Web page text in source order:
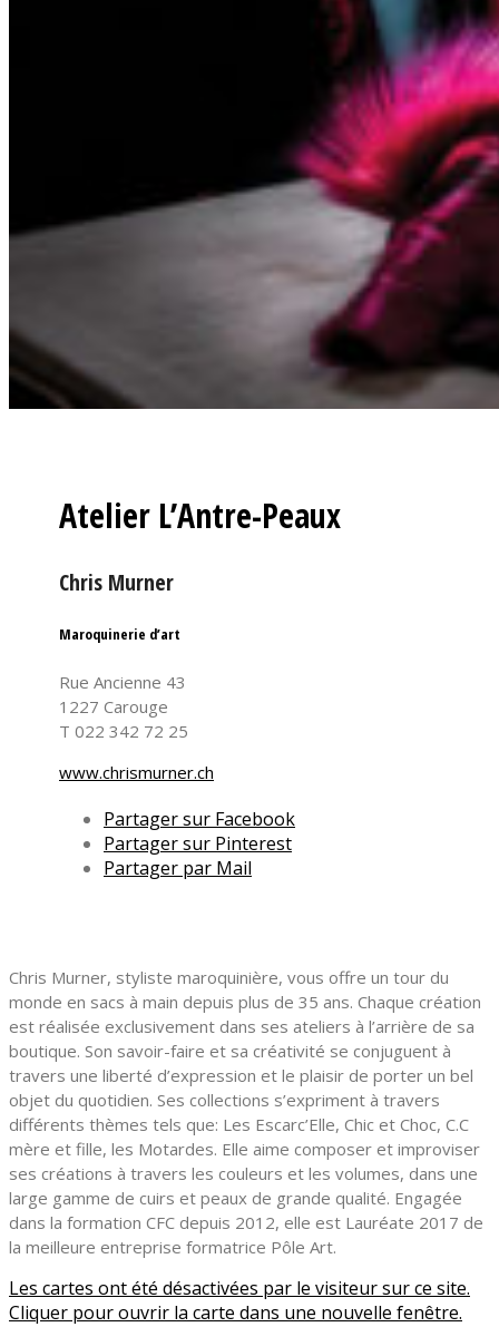
Atelier L’Antre-Peaux
Chris Murner
Maroquinerie d’art
Rue Ancienne 43
1227 Carouge
T 022 342 72 25
www.chrismurner.ch
Partager sur Facebook
Partager sur Pinterest
Partager par Mail
Chris Murner, styliste maroquinière, vous offre un tour du
monde en sacs à main depuis plus de 35 ans. Chaque création
est réalisée exclusivement dans ses ateliers à l’arrière de sa
boutique. Son savoir-faire et sa créativité se conjuguent à
travers une liberté d’expression et le plaisir de porter un bel
objet du quotidien. Ses collections s’expriment à travers
différents thèmes tels que: Les Escarc’Elle, Chic et Choc, C.C
mère et fille, les Motardes. Elle aime composer et improviser
ses créations à travers les couleurs et les volumes, dans une
large gamme de cuirs et peaux de grande qualité. Engagée
dans la formation CFC depuis 2012, elle est Lauréate 2017 de
la meilleure entreprise formatrice Pôle Art.
Les cartes ont été désactivées par le visiteur sur ce site.
Cliquer pour ouvrir la carte dans une nouvelle fenêtre.